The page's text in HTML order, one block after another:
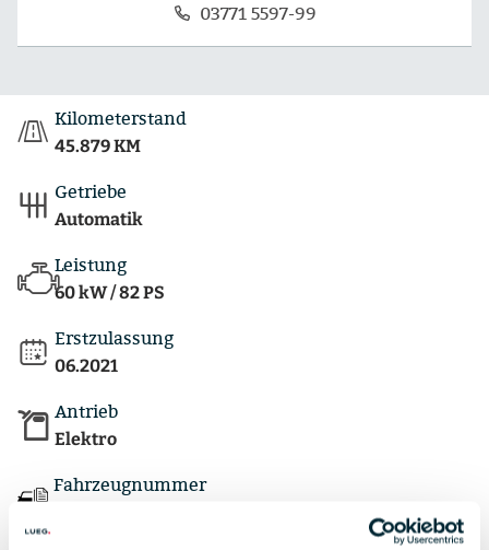
03771 5597-99
Kilometerstand
45.879 KM
Getriebe
Automatik
Leistung
60 kW / 82 PS
Erstzulassung
06.2021
Antrieb
Elektro
Fahrzeugnummer